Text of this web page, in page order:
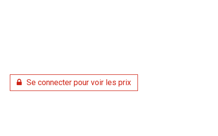
Se connecter pour voir les prix